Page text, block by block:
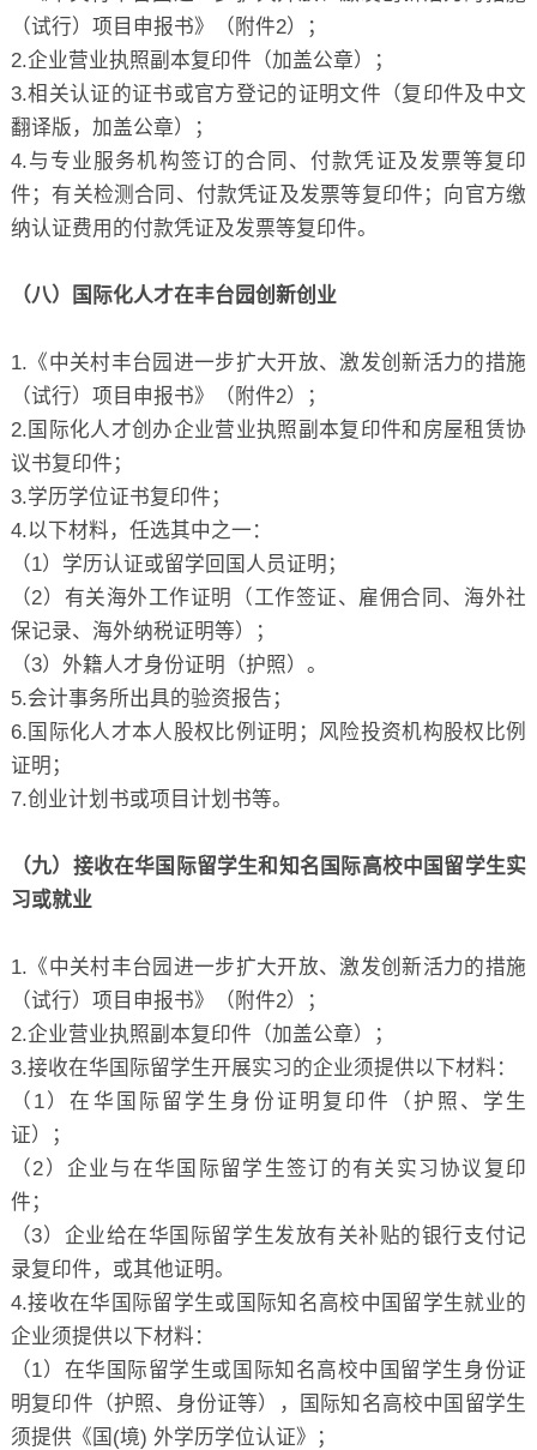
（试行）项目申报书》（附件2）；
2.企业营业执照副本复印件（加盖公章）；
3.相关认证的证书或官方登记的证明文件（复印件及中文
翻译版，加盖公章）；
4.与专业服务机构签订的合同、付款凭证及发票等复印
件；有关检测合同、付款凭证及发票等复印件；向官方缴
纳认证费用的付款凭证及发票等复印件。
（八）国际化人才在丰台园创新创业
1.《中关村丰台园进一步扩大开放、激发创新活力的措施
（试行）项目申报书》（附件2）；
2.国际化人才创办企业营业执照副本复印件和房屋租赁协
议书复印件；
3.学历学位证书复印件；
4.以下材料，任选其中之一：
（1）学历认证或留学回国人员证明；
（2）有关海外工作证明（工作签证、雇佣合同、海外社
保记录、海外纳税证明等）；
（3）外籍人才身份证明（护照）。
5.会计事务所出具的验资报告；
6.国际化人才本人股权比例证明；风险投资机构股权比例
证明；
7.创业计划书或项目计划书等。
（九）接收在华国际留学生和知名国际高校中国留学生实
习或就业
1.《中关村丰台园进一步扩大开放、激发创新活力的措施
（试行）项目申报书》（附件2）；
2.企业营业执照副本复印件（加盖公章）；
3.接收在华国际留学生开展实习的企业须提供以下材料：
（1）在华国际留学生身份证明复印件（护照、学生
证）；
（2）企业与在华国际留学生签订的有关实习协议复印
件；
（3）企业给在华国际留学生发放有关补贴的银行支付记
录复印件，或其他证明。
4.接收在华国际留学生或国际知名高校中国留学生就业的
企业须提供以下材料：
（1）在华国际留学生或国际知名高校中国留学生身份证
明复印件（护照、身份证等），国际知名高校中国留学生
须提供《国(境) 外学历学位认证》；